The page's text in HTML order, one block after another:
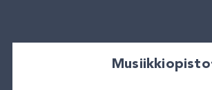
Musiikkiopisto